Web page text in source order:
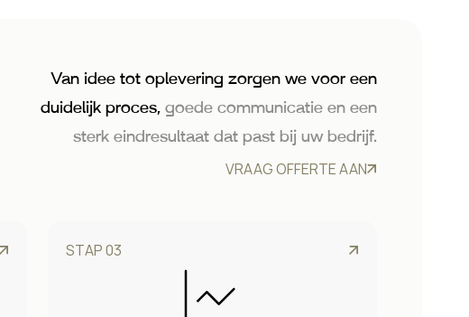
Van idee tot oplevering zorgen we voor een
duidelijk proces, goede communicatie en een
sterk eindresultaat dat past bij uw bedrijf.
VRAAG OFFERTE AAN
STAP 03